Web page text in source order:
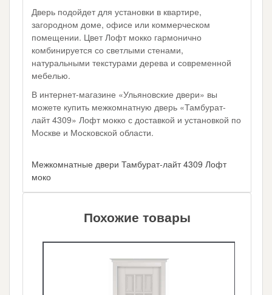
Дверь подойдет для установки в квартире,
загородном доме, офисе или коммерческом
помещении. Цвет Лофт мокко гармонично
комбинируется со светлыми стенами,
натуральными текстурами дерева и современной
мебелью.
В интернет-магазине «Ульяновские двери» вы
можете купить межкомнатную дверь «Тамбурат-
лайт 4309» Лофт мокко с доставкой и установкой по
Москве и Московской области.
Межкомнатные двери Тамбурат-лайт 4309 Лофт
моко
Похожие товары